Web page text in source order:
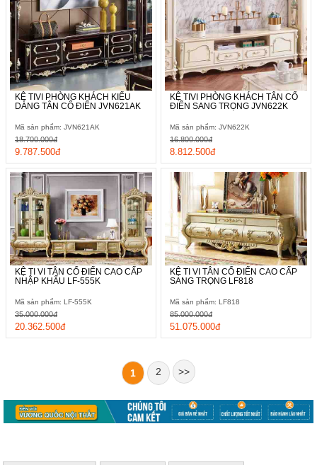
KỆ TIVI PHÒNG KHÁCH KIỂU
DÁNG TÂN CỔ ĐIỂN JVN621AK
Mã sản phẩm: JVN621AK
9.787.500đ
18.700.000đ
KỆ TIVI PHÒNG KHÁCH TÂN CỔ
ĐIỂN SANG TRỌNG JVN622K
Mã sản phẩm: JVN622K
8.812.500đ
16.800.000đ
KỆ TI VI TÂN CỔ ĐIỂN CAO CẤP
NHẬP KHẨU LF-555K
Mã sản phẩm: LF-555K
20.362.500đ
35.000.000đ
KỆ TI VI TÂN CỔ ĐIỂN CAO CẤP
SANG TRỌNG LF818
Mã sản phẩm: LF818
51.075.000đ
85.000.000đ
1 2 >>